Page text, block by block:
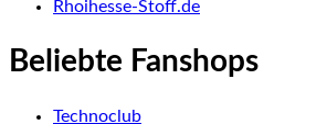
Rhoihesse-Stoff.de
Beliebte Fanshops
Technoclub